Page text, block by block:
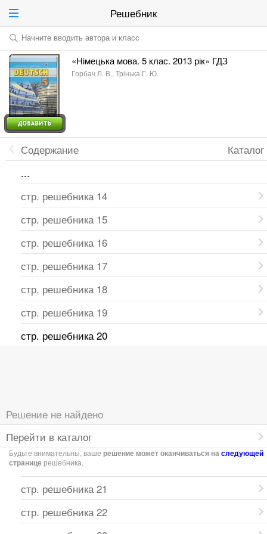
Решебник
Начните вводить автора и класс
«Німецька мова. 5 клас. 2013 рік» ГДЗ
Горбач Л. В., Трінька Г. Ю.
Каталог
Содержание
...
стр. решебника 14
стр. решебника 15
стр. решебника 16
стр. решебника 17
стр. решебника 18
стр. решебника 19
стр. решебника 20
Решение не найдено
Перейти в каталог
Будьте внимательны, ваше решение может оканчиваться наследующей
странице решебника.
стр. решебника 21
стр. решебника 22